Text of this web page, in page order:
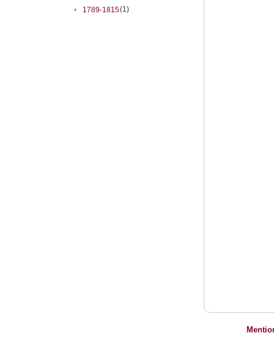
•
1789-1815(1)